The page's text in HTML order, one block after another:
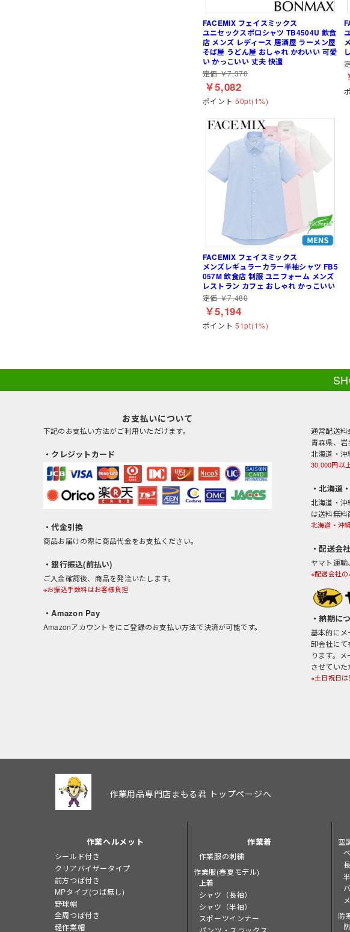
FACEMIX フェイスミックス
ユニセックスポロシャツ TB4504U 飲食
店 メンズ レディース 居酒屋 ラーメン屋
そば屋 うどん屋 おしゃれ かわいい 可愛
い かっこいい 丈夫 快適
定価 ￥7,370
￥5,082
ポイント 50pt(1%)
FACEMIX フェイスミックス
メンズレギュラーカラー半袖シャツ FB5
057M 飲食店 制服 ユニフォーム メンズ
レストラン カフェ おしゃれ かっこいい
定価 ￥7,480
￥5,194
ポイント 51pt(1%)
お支払いについて
下記のお支払い方法がご利用いただけます。
・クレジットカード
・代金引換
商品お届けの際に商品代金をお支払ください。
・銀行振込(前払い)
ご入金確認後、商品を発注いたします。
※お振込手数料はお客様負担
・Amazon Pay
Amazonアカウントをにご登録のお支払い方法で決済が可能です。
通常配送
青森県、
北海道・
30,000円以
・北海道
北海道・
は送料無料
北海道・沖
・配送会社
ヤマト運
※配送会社の
・納期に
基本的にメ
卸会社に
ります。
させていた
※土日祝日は
作業用品専門店まもる君 トップページへ
作業ヘルメット
シールド付き
クリアバイザータイプ
前方つば付き
MPタイプ(つば無し)
野球帽
全周つば付き
軽作業帽
作業着
作業服の刺繍
作業服(春夏モデル)
上着
シャツ（長袖）
シャツ（半袖）
スポーツインナー
パンツ・スラックス
空
防